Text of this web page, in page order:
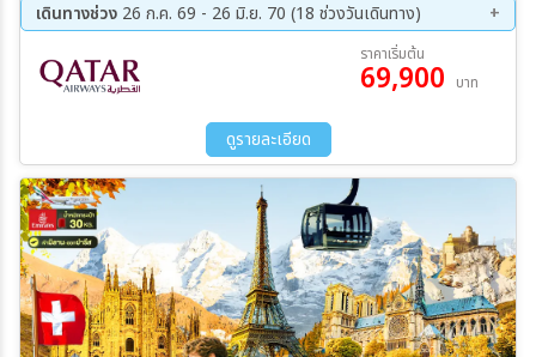
เตร้ - ล่องเรือชมทะเลสาบโคโม่ - ชมเมืองซูริค - หมู่บ้านเลาเทอร์บรุนเนน
– นั่งรถไฟชมวิวพิชิตยอดเขาจุงเฟรา - ถ้ำน้ำแข็ง1,000 ปี - Eiger –
THE V-CABLEWAY - ชมเมืองอินเทอลาเคน - ซาฟเฮาส์เซ่น - น้ำตกไรน์
เดินทางช่วง 26 ก.ค. 69 - 26 มิ.ย. 70 (18 ช่วงวันเดินทาง)
04 ต.ค. 69 - 10 ต.ค. 69
11 ต.ค. 69 - 17 ต.ค. 69
01 พ.ย. 69 - 07 พ.ย. 69
22 พ.ย. 69 - 28 พ.ย. 69
05 ธ.ค. 69 - 11 ธ.ค. 69
24 ม.ค. 70 - 30 ม.ค. 70
21 ก.พ. 70 - 27 ก.พ. 70
07 มี.ค 70 - 13 มี.ค 70
14 มี.ค 70 - 20 มี.ค 70
21 มี.ค 70 - 27 มี.ค 70
11 เม.ย 70 - 17 เม.ย 70
01 พ.ค. 70 - 07 พ.ค. 70
16 พ.ค. 70 - 22 พ.ค. 70
30 พ.ค. 70 - 05 มิ.ย 70
20 มิ.ย 70 - 26 มิ.ย 70
ราคาเริ่มต้น
69,900 บาท
ดูรายละเอียด